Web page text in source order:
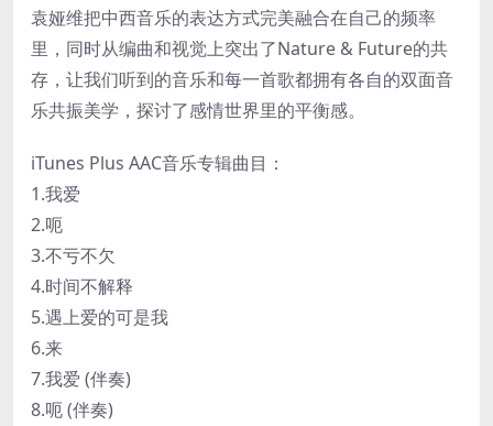
袁娅维把中西音乐的表达方式完美融合在自己的频率
里，同时从编曲和视觉上突出了Nature & Future的共
存，让我们听到的音乐和每一首歌都拥有各自的双面音
乐共振美学，探讨了感情世界里的平衡感。
iTunes Plus AAC音乐专辑曲目：
1.我爱
2.呃
3.不亏不欠
4.时间不解释
5.遇上爱的可是我
6.来
7.我爱 (伴奏)
8.呃 (伴奏)